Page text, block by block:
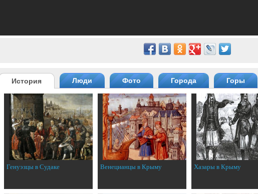
История Люди Фото Города Горы
Генуэзцы в Судаке Венецианцы в Крыму Хазары в Крыму